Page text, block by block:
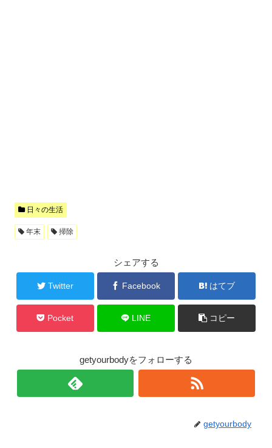
日々の生活
年末 掃除
シェアする
Twitter Facebook はてブ
Pocket LINE コピー
getyourbodyをフォローする
getyourbody